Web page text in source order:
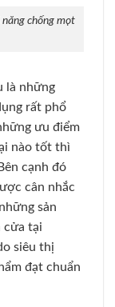
chống mọt
là những
rất phổ
ưu điểm
nào tốt thì
cạnh đó
cân nhắc
sản
cửa tại
siêu thị
đạt chuẩn